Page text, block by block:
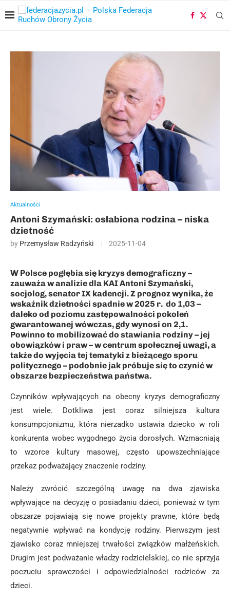
Aktualności
Antoni Szymański: osłabiona rodzina – niska
dzietność
by Przemysław Radzyński 2025-11-04
W Polsce pogłębia się kryzys demograficzny –
zauważa w analizie dla KAI Antoni Szymański,
socjolog, senator IX kadencji. Z prognoz wynika, że
wskaźnik dzietności spadnie w 2025 r. do 1,03 –
daleko od poziomu zastępowalności pokoleń
gwarantowanej wówczas, gdy wynosi on 2,1.
Powinno to mobilizować do stawiania rodziny – jej
obowiązków i praw – w centrum społecznej uwagi, a
także do wyjęcia tej tematyki z bieżącego sporu
politycznego – podobnie jak próbuje się to czynić w
obszarze bezpieczeństwa państwa.
Czynników wpływających na obecny kryzys demograficzny
jest wiele. Dotkliwa jest coraz silniejsza kultura
konsumpcjonizmu, która nierzadko ustawia dziecko w roli
konkurenta wobec wygodnego życia dorosłych. Wzmacniają
to wzorce kultury masowej, często upowszechniające
przekaz podważający znaczenie rodziny.
Należy zwrócić szczególną uwagę na dwa zjawiska
wpływające na decyzję o posiadaniu dzieci, ponieważ w tym
obszarze pojawiają się nowe projekty prawne, które będą
negatywnie wpływać na kondycję rodziny. Pierwszym jest
zjawisko coraz mniejszej trwałości związków małżeńskich.
Drugim jest podważanie władzy rodzicielskiej, co nie sprzyja
poczuciu sprawczości i odpowiedzialności rodziców za
dzieci.